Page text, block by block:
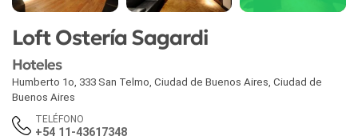
Loft Ostería Sagardi
Hoteles
Humberto 1o, 333 San Telmo Ciudad de Buenos Aires Ciudad de
Buenos Aires
TELÉFONO
+54 11-43617348